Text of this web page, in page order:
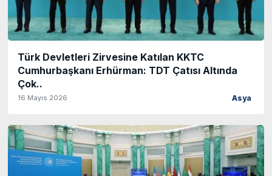
Türk Devletleri Zirvesine Katılan KKTC
Cumhurbaşkanı Erhürman: TDT Çatısı Altında
Çok..
16 Mayıs 2026 Asya